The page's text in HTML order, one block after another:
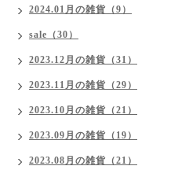
2024.01月の雑貨（9）
sale（30）
2023.12月の雑貨（31）
2023.11月の雑貨（29）
2023.10月の雑貨（21）
2023.09月の雑貨（19）
2023.08月の雑貨（21）